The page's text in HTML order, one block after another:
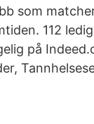
som
112
på